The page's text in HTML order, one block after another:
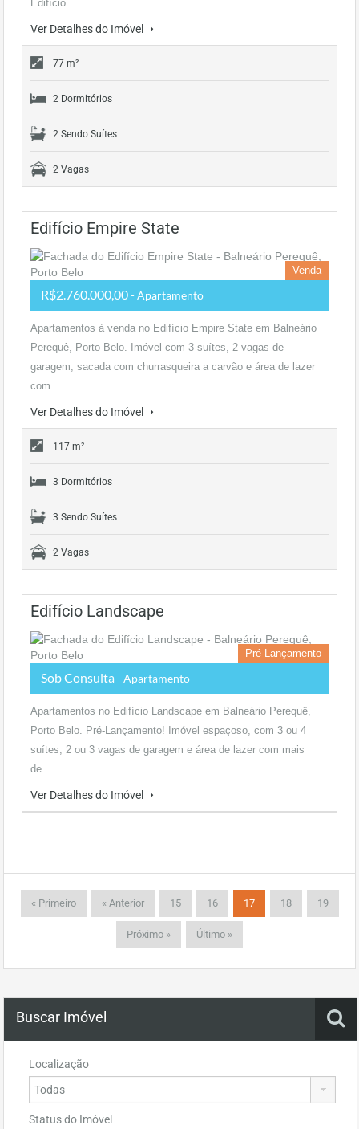
Edifício…
Ver Detalhes do Imóvel
77 m²
2 Dormitórios
2 Sendo Suítes
2 Vagas
Edifício Empire State
Venda
R$2.760.000,00- Apartamento
Apartamentos à venda no Edifício Empire State em Balneário
Perequê, Porto Belo. Imóvel com 3 suítes, 2 vagas de
garagem, sacada com churrasqueira a carvão e área de lazer
com…
Ver Detalhes do Imóvel
117 m²
3 Dormitórios
3 Sendo Suítes
2 Vagas
Edifício Landscape
Pré-Lançamento
Sob Consulta - Apartamento
Apartamentos no Edifício Landscape em Balneário Perequê,
Porto Belo. Pré-Lançamento! Imóvel espaçoso, com 3 ou 4
suítes, 2 ou 3 vagas de garagem e área de lazer com mais
de…
Ver Detalhes do Imóvel
« Primeiro « Anterior 15 16 17 18 19
Próximo » Último »
Buscar Imóvel
Localização
Status do Imóvel